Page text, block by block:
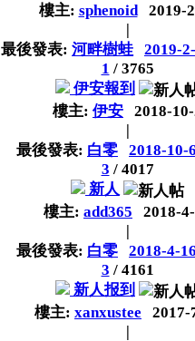
樓主: sphenoid
2019-
|
最後發表: 河畔樹蛙
2019-
1 / 3765
伊安報到
樓主: 伊安
2018-
|
最後發表: 白零
2018-10-
3 / 4017
新人
樓主: add365
2018-
|
最後發表: 白零
2018-4-
3 / 4161
新人报到
樓主: xanxustee
2017-
|